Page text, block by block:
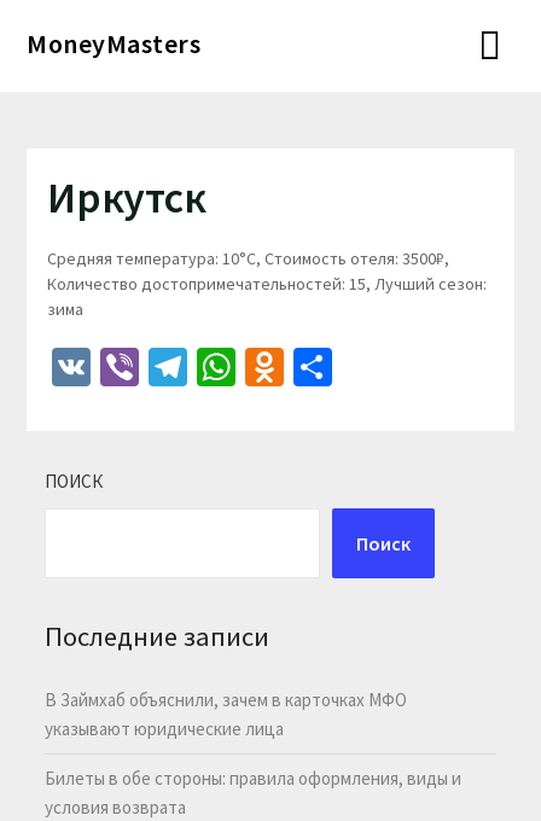
MoneyMasters
Иркутск
Средняя температура: 10°C, Стоимость отеля: 3500₽,
Количество достопримечательностей: 15, Лучший сезон:
зима
VKViberTelegram
WhatsApp
Odnoklassniki
Отправить
ПОИСК
Поиск
Последние записи
В Займхаб объяснили, зачем в карточках МФО
указывают юридические лица
Билеты в обе стороны: правила оформления, виды и
условия возврата